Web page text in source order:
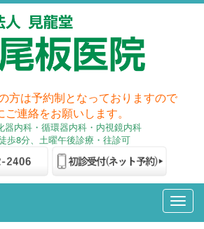
方は予約制となっておりますので
ご連絡をお願いします。
器内科・循環器内科・内視鏡内科
歩8分、土曜午後診療・往診可